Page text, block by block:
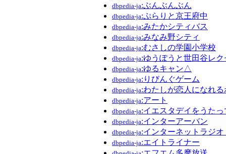
dbpedia-ja:ぶんぶんぶん
dbpedia-ja:ぷらりと京王府中
dbpedia-ja:みたかシティバス
dbpedia-ja:みなみ野シティ
dbpedia-ja:むさしの学園小学校
dbpedia-ja:ゆうぽうと世田谷レ
dbpedia-ja:ゆるキャン△
dbpedia-ja:りびんぐゲーム
dbpedia-ja:わたしが恋人になれ
dbpedia-ja:アート
dbpedia-ja:イエスタデイをうたっ
dbpedia-ja:インターアーバン
dbpedia-ja:インターネットラジ
dbpedia-ja:エイトライナー